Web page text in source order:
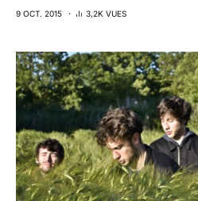
9 OCT. 2015 3,2K VUES